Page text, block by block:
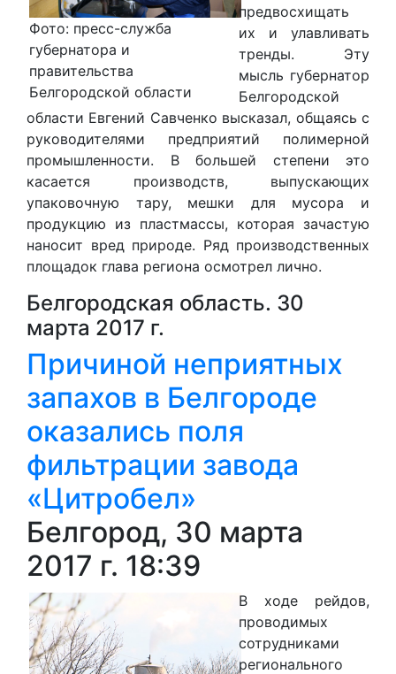
Фото: пресс-служба
губернатора и
правительства
Белгородской области
предвосхищать
их и улавливать
тренды. Эту
мысль губернатор
Белгородской
области Евгений Савченко высказал, общаясь с
руководителями предприятий полимерной
промышленности. В большей степени это
касается производств, выпускающих
упаковочную тару, мешки для мусора и
продукцию из пластмассы, которая зачастую
наносит вред природе. Ряд производственных
площадок глава региона осмотрел лично.
Белгородская область. 30
марта 2017 г.
Причиной неприятных
запахов в Белгороде
оказались поля
фильтрации завода
«Цитробел»
Белгород, 30 марта
2017 г. 18:39
В ходе рейдов,
проводимых
сотрудниками
регионального